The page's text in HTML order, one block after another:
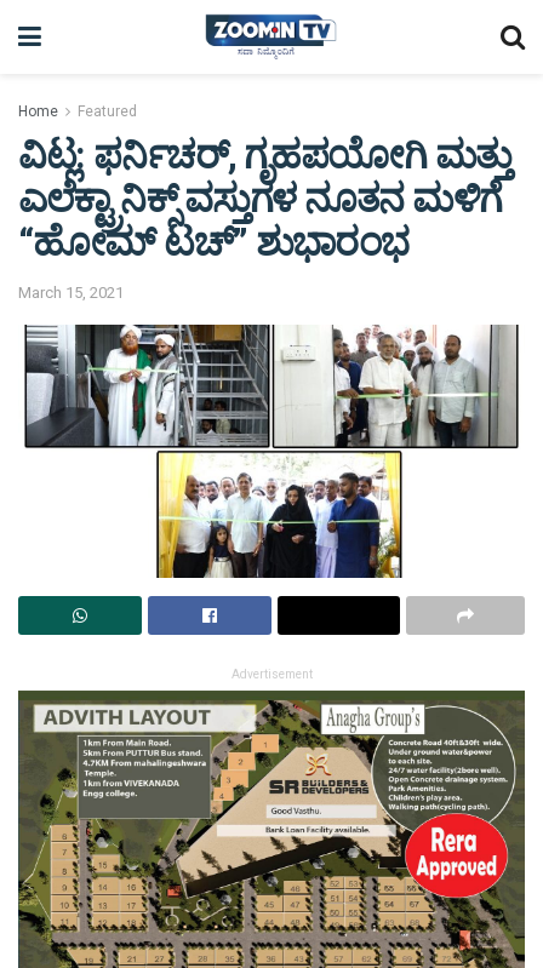
Home Featured
ವಿಟ್ಲ: ಫರ್ನಿಚರ್, ಗೃಹಪಯೋಗಿ ಮತ್ತು
ಎಲೆಕ್ಟ್ರಾನಿಕ್ಸ್ ವಸ್ತುಗಳ ನೂತನ ಮಳಿಗೆ
“ಹೋಮ್ ಟಚ್” ಶುಭಾರಂಭ
March 15, 2021
Advertisement